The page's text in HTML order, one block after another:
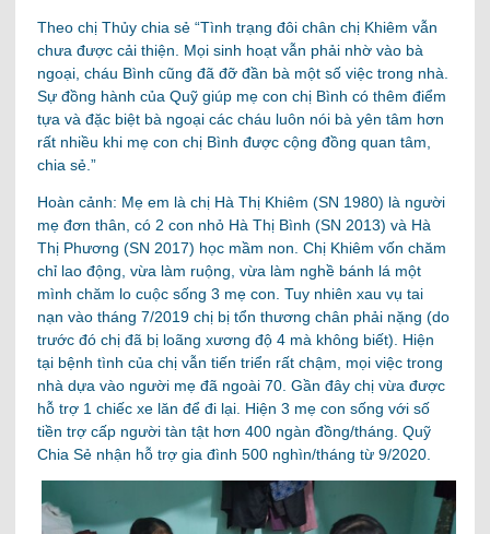
Theo chị Thủy chia sẻ “Tình trạng đôi chân chị Khiêm vẫn
chưa được cải thiện. Mọi sinh hoạt vẫn phải nhờ vào bà
ngoại, cháu Bình cũng đã đỡ đần bà một số việc trong nhà.
Sự đồng hành của Quỹ giúp mẹ con chị Bình có thêm điểm
tựa và đặc biệt bà ngoại các cháu luôn nói bà yên tâm hơn
rất nhiều khi mẹ con chị Bình được cộng đồng quan tâm,
chia sẻ.”
Hoàn cảnh: Mẹ em là chị Hà Thị Khiêm (SN 1980) là người
mẹ đơn thân, có 2 con nhỏ Hà Thị Bình (SN 2013) và Hà
Thị Phương (SN 2017) học mầm non. Chị Khiêm vốn chăm
chỉ lao động, vừa làm ruộng, vừa làm nghề bánh lá một
mình chăm lo cuộc sống 3 mẹ con. Tuy nhiên xau vụ tai
nạn vào tháng 7/2019 chị bị tổn thương chân phải nặng (do
trước đó chị đã bị loãng xương độ 4 mà không biết). Hiện
tại bệnh tình của chị vẫn tiến triển rất chậm, mọi việc trong
nhà dựa vào người mẹ đã ngoài 70. Gần đây chị vừa được
hỗ trợ 1 chiếc xe lăn để đi lại. Hiện 3 mẹ con sống với số
tiền trợ cấp người tàn tật hơn 400 ngàn đồng/tháng. Quỹ
Chia Sẻ nhận hỗ trợ gia đình 500 nghìn/tháng từ 9/2020.